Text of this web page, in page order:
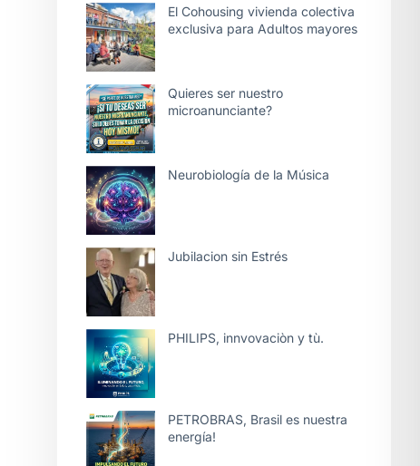
El Cohousing vivienda colectiva
exclusiva para Adultos mayores
Quieres ser nuestro
microanunciante?
Neurobiología de la Música
Jubilacion sin Estrés
PHILIPS, innvovaciòn y tù.
PETROBRAS, Brasil es nuestra
energía!